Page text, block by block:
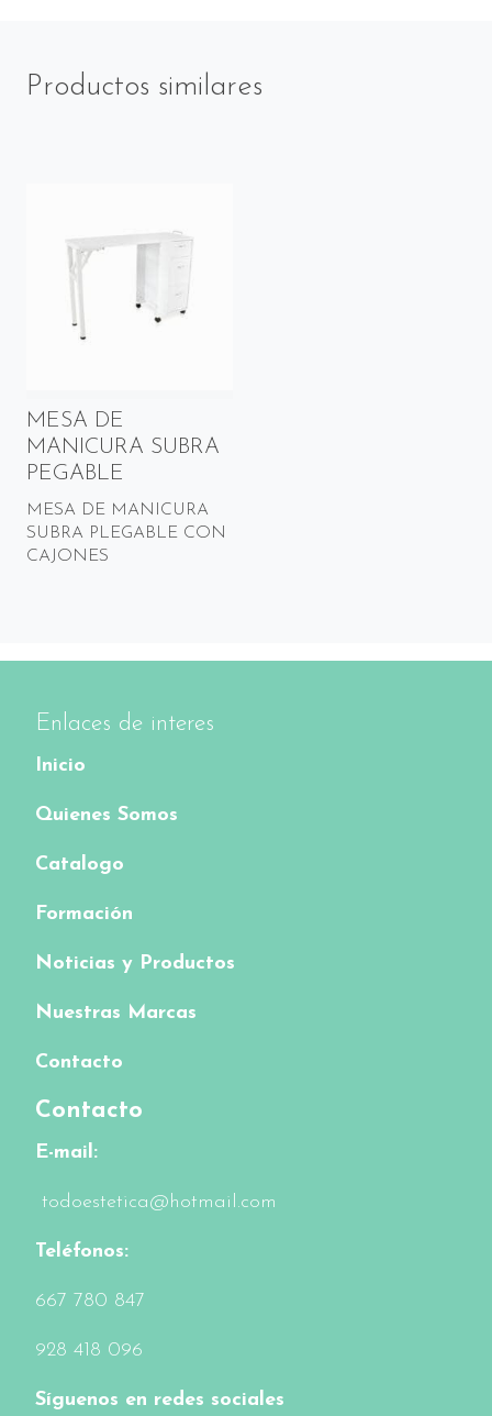
Productos similares
MESA DE
MANICURA SUBRA
PEGABLE
MESA DE MANICURA
SUBRA PLEGABLE CON
CAJONES
Enlaces de interes
Inicio
Quienes Somos
Catalogo
Formación
Noticias y Productos
Nuestras Marcas
Contacto
Contacto
E-mail:
todoestetica@hotmail.com
Teléfonos:
667 780 847
928 418 096
Síguenos en redes sociales